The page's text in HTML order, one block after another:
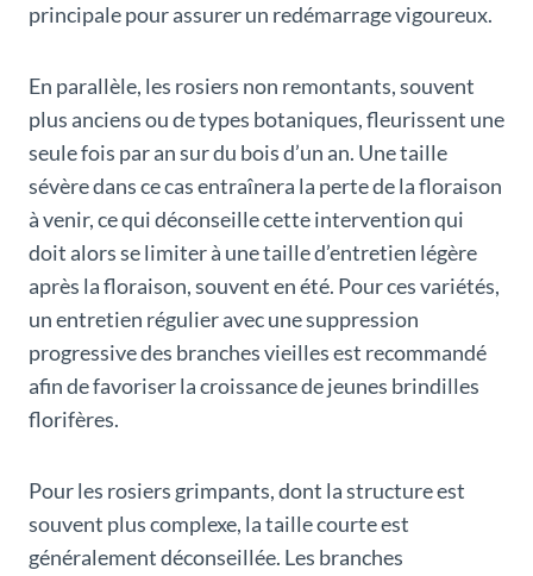
principale pour assurer un redémarrage vigoureux.
En parallèle, les rosiers non remontants, souvent
plus anciens ou de types botaniques, fleurissent une
seule fois par an sur du bois d’un an. Une taille
sévère dans ce cas entraînera la perte de la floraison
à venir, ce qui déconseille cette intervention qui
doit alors se limiter à une taille d’entretien légère
après la floraison, souvent en été. Pour ces variétés,
un entretien régulier avec une suppression
progressive des branches vieilles est recommandé
afin de favoriser la croissance de jeunes brindilles
florifères.
Pour les rosiers grimpants, dont la structure est
souvent plus complexe, la taille courte est
généralement déconseillée. Les branches